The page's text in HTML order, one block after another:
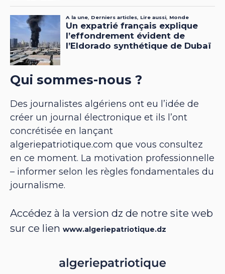
Qui sommes-nous ?
Des journalistes algériens ont eu l’idée de
créer un journal électronique et ils l’ont
concrétisée en lançant
algeriepatriotique.com que vous consultez
en ce moment. La motivation professionnelle
– informer selon les règles fondamentales du
journalisme.
Accédez à la version dz de notre site web
sur ce lien www.algeriepatriotique.dz